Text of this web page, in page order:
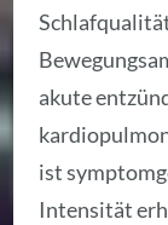
akute
ist
Intensität